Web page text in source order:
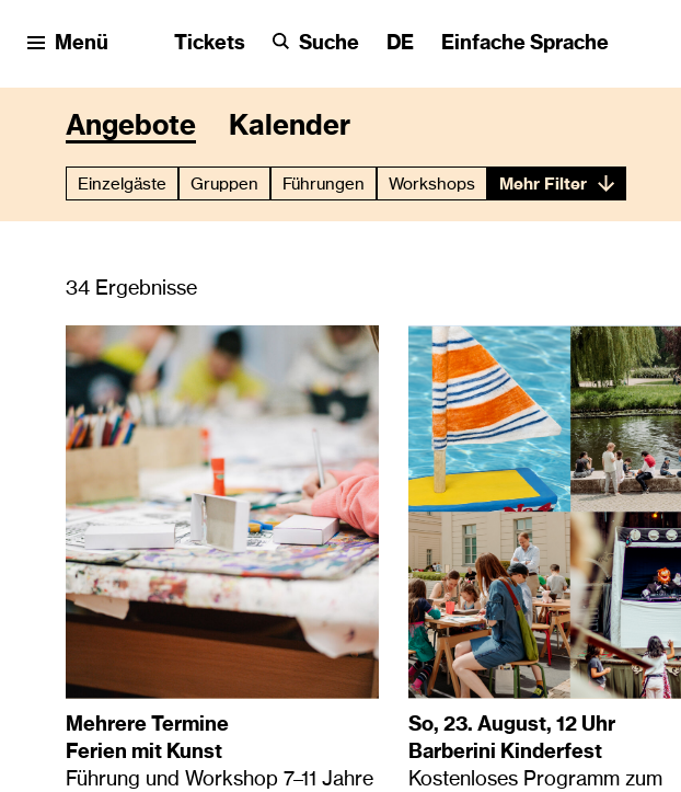
Menü Tickets Suche DE Einfache Sprache
Angebote Kalender
Einzelgäste Gruppen Führungen Workshops Mehr Filter
34 Ergebnisse
Mehrere Termine
Ferien mit Kunst
Führung und Workshop 7–11 Jahre
So, 23. August, 12 Uhr
Barberini Kinderfest
Kostenloses Programm zum